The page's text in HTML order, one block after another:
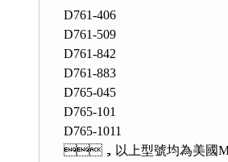
D761-406
D761-509
D761-842
D761-883
D765-045
D765-101
D765-1011
，以上型號均為美國